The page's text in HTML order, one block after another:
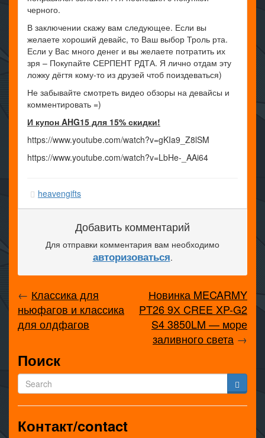
черного.
В заключении скажу вам следующее. Если вы
желаете хороший девайс, то Ваш выбор Троль рта.
Если у Вас много денег и вы желаете потратить их
зря – Покупайте СЕРПЕНТ РДТА. Я лично отдам эту
ложку дёгтя кому-то из друзей чтоб поиздеваться)
Не забывайте смотреть видео обзоры на девайсы и
комментировать =)
И купон AHG15 для 15% скидки!
https://www.youtube.com/watch?v=gKIa9_Z8lSM
https://www.youtube.com/watch?v=LbHe-_AAi64
heavengifts
Добавить комментарий
Для отправки комментария вам необходимо
авторизоваться.
← Классика для
ньюфагов и классика
для олдфагов
Новинка MECARMY
PT26 9Х CREE XP-G2
S4 3850LM — море
заливного света →
Поиск
Контакт/contact